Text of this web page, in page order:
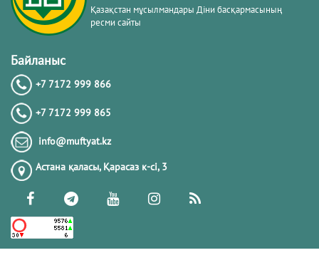
20.02.2026
20.02.2026
РАМАЗАН – РАХЫМ, КЕШІРІМ ЖӘНЕ
ТОЗАҚТАН ҚҰТЫЛУ АЙЫ
19.02.2026 7481
РАМАЗАН ҚАРСАҢЫНДАҒЫ
Қазақстан мұсылмандары Діни басқармасының
ресми сайты
Байланыс
+7 7172 999 866
+7 7172 999 865
info@muftyat.kz
Астана қаласы, Қарасаз к-сi, 3